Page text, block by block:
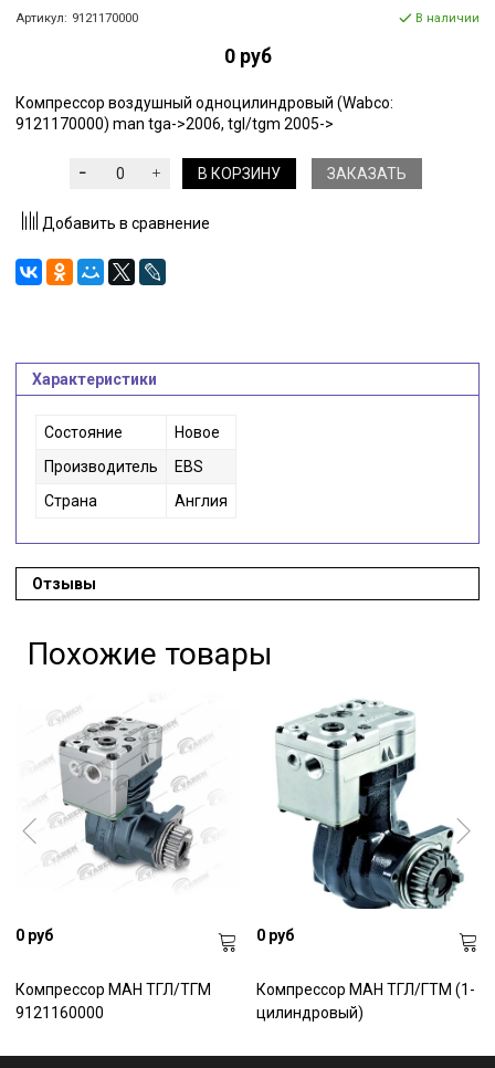
Артикул: 9121170000 В наличии
0 руб
Компрессор воздушный одноцилиндровый (Wabco:
9121170000) man tga->2006, tgl/tgm 2005->
В КОРЗИНУ ЗАКАЗАТЬ
Добавить в сравнение
Характеристики
Состояние
Новое
Производитель
EBS
Страна
Англия
Отзывы
Похожие товары
0 руб
Компрессор МАН ТГЛ/ТГМ
9121160000
0 руб
Компрессор МАН ТГЛ/ГТМ (1-
цилиндровый)